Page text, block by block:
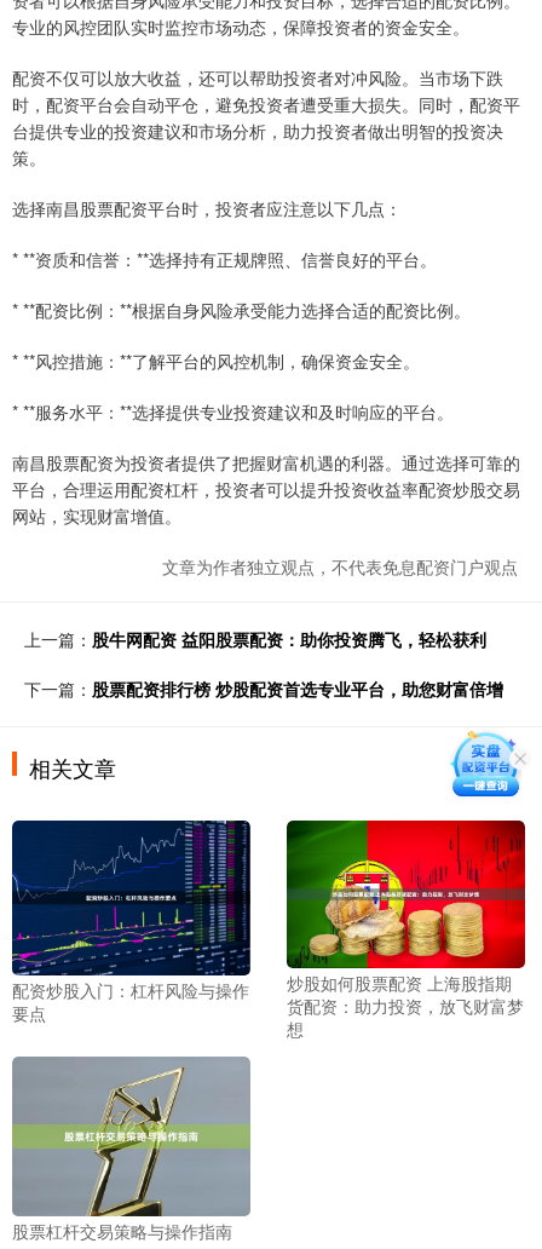
专业的风控团队实时监控市场动态，保障投资者的资金安全。
配资不仅可以放大收益，还可以帮助投资者对冲风险。当市场下跌
时，配资平台会自动平仓，避免投资者遭受重大损失。同时，配资平
台提供专业的投资建议和市场分析，助力投资者做出明智的投资决
策。
选择南昌股票配资平台时，投资者应注意以下几点：
* **资质和信誉：**选择持有正规牌照、信誉良好的平台。
* **配资比例：**根据自身风险承受能力选择合适的配资比例。
* **风控措施：**了解平台的风控机制，确保资金安全。
* **服务水平：**选择提供专业投资建议和及时响应的平台。
南昌股票配资为投资者提供了把握财富机遇的利器。通过选择可靠的
平台，合理运用配资杠杆，投资者可以提升投资收益率配资炒股交易
网站，实现财富增值。
文章为作者独立观点，不代表免息配资门户观点
上一篇： 股牛网配资 益阳股票配资：助你投资腾飞，轻松获利
下一篇： 股票配资排行榜 炒股配资首选专业平台，助您财富倍增
相关文章
配资炒股入门：杠杆风险与操作
要点
炒股如何股票配资 上海股指期
货配资：助力投资，放飞财富梦
想
股票杠杆交易策略与操作指南